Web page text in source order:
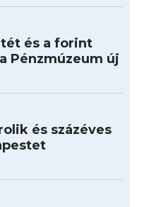
és a forint
Pénzmúzeum új
és százéves